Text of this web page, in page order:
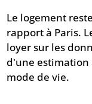
Le logement
rapport à Paris.
loyer sur les
d'une estimation
mode de vie.